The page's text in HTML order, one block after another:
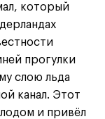
который
прогулки
слою льда
канал. Этот
и привёл